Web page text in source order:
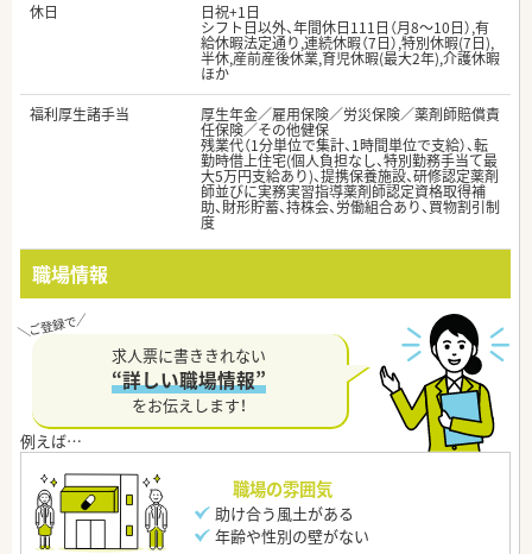
休日
日祝+1日
シフト日以外、年間休日111日（月8～10日）,有
給休暇法定通り,連続休暇（7日）,特別休暇(7日),
半休,産前産後休業,育児休暇(最大2年),介護休暇
ほか
福利厚生諸手当
厚生年金／雇用保険／労災保険／薬剤師賠償責
任保険／その他健保
残業代（1分単位で集計、1時間単位で支給）、転
勤時借上住宅(個人負担なし、特別勤務手当て最
大5万円支給あり)、提携保養施設、研修認定薬剤
師並びに実務実習指導薬剤師認定資格取得補
助、財形貯蓄、持株会、労働組合あり、買物割引制
度
職場情報
求人票に書ききれない
“詳しい職場情報”
をお伝えします！
職場の雰囲気
助け合う風土がある
年齢や性別の壁がない